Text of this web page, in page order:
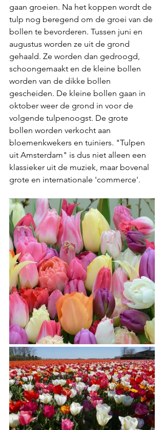
gaan groeien. Na het koppen wordt de
tulp nog beregend om de groei van de
bollen te bevorderen. Tussen juni en
augustus worden ze uit de grond
gehaald. Ze worden dan gedroogd,
schoongemaakt en de kleine bollen
worden van de dikke bollen
gescheiden. De kleine bollen gaan in
oktober weer de grond in voor de
volgende tulpenoogst. De grote
bollen worden verkocht aan
bloemenkwekers en tuiniers. "Tulpen
uit Amsterdam" is dus niet alleen een
klassieker uit de muziek, maar bovenal
grote en internationale 'commerce'.